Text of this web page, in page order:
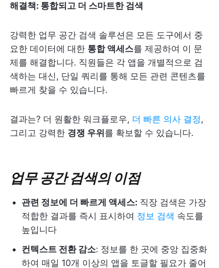
해결책: 통합되고 더 스마트한 검색
강력한 업무 공간 검색 솔루션은 모든 도구에서 중
요한 데이터에 대한 통합 액세스를 제공하여 이 문
제를 해결합니다. 직원들은 각 앱을 개별적으로 검
색하는 대신, 단일 쿼리를 통해 모든 관련 콘텐츠를
빠르게 찾을 수 있습니다.
결과는? 더 원활한 워크플로우, 더 빠른 의사 결정,
그리고 강력한 경쟁 우위 를 확보할 수 있습니다.
업무 공간 검색의 이점
관련 정보에 더 빠르게 액세스: 직장 검색은 가장
적합한 결과를 즉시 표시하여 정보 검색 속도를
높입니다
컨텍스트 전환 감소: 정보를 한 곳에 중앙 집중화
하여 매일 10개 이상의 앱을 토글할 필요가 줄어